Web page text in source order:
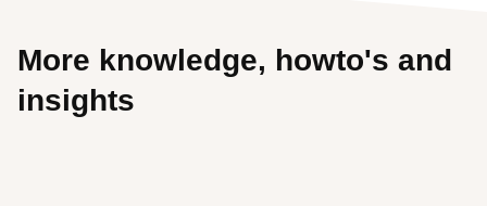
More knowledge, howto's and
insights